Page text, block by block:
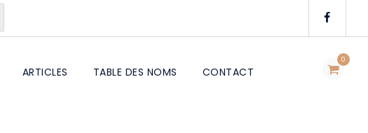
0
ARTICLES TABLE DES NOMS CONTACT